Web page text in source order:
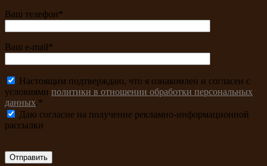
Ваш телефон*
Ваш e-mail*
Настоящим подтверждаю, что я ознакомлен и согласен с
условиями политики в отношении обработки персональных
данных.*
Даю согласие на получение рекламно-информационной
рассылки